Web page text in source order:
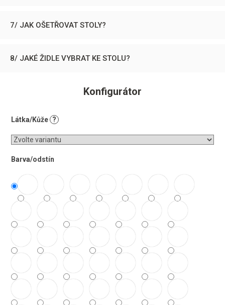
7/ JAK OŠETŘOVAT STOLY?
8/ JAKÉ ŽIDLE VYBRAT KE STOLU?
Konfigurátor
Látka/Kůže ?
Barva/odstín